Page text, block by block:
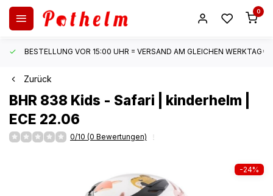
0
BESTELLUNG VOR 15:00 UHR = VERSAND AM GLEICHEN WERKTAG*
Zurück
BHR 838 Kids - Safari | kinderhelm |
ECE 22.06
0/10 (0 Bewertungen)
-24%